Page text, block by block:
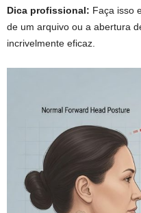
Dica profissional: Faça isso
de um arquivo ou a abertura
incrivelmente eficaz.